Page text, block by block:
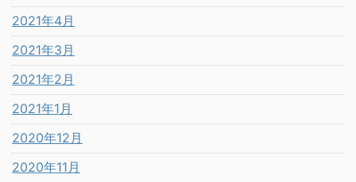
2021年4月
2021年3月
2021年2月
2021年1月
2020年12月
2020年11月